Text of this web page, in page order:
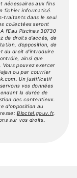
nécessaires aux fins
fichier informatisé.
traitants dans le seul
collectées seront
l'Eau Piscines 30730
de droits d’accès, de
d’opposition, de
du droit d’introduire
ainsi que
Vous pouvez exercer
ou par courrier
Un justificatif
vos données
la durée de
des contentieux.
d'opposition au
Bloctel.gouv.fr.
sur vos droits.